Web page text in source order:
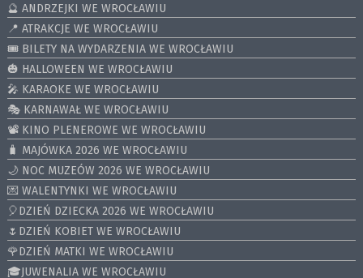
🔮 ANDRZEJKI WE WROCŁAWIU
📍 ATRAKCJE WE WROCŁAWIU
🎟️ BILETY NA WYDARZENIA WE WROCŁAWIU
🎃 HALLOWEEN WE WROCŁAWIU
🎤 KARAOKE WE WROCŁAWIU
🎭 KARNAWAŁ WE WROCŁAWIU
📽️ KINO PLENEROWE WE WROCŁAWIU
🧳 MAJÓWKA 2026 WE WROCŁAWIU
🌙 NOC MUZEÓW 2026 WE WROCŁAWIU
💌 WALENTYNKI WE WROCŁAWIU
🎈DZIEŃ DZIECKA 2026 WE WROCŁAWIU
🌷DZIEŃ KOBIET WE WROCŁAWIU
🌹DZIEŃ MATKI WE WROCŁAWIU
🎓JUWENALIA WE WROCŁAWIU